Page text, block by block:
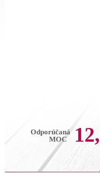
Odporúčaná
MOC